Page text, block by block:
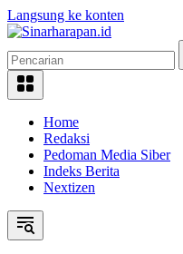
Langsung ke konten
Home
Redaksi
Pedoman Media Siber
Indeks Berita
Nextizen